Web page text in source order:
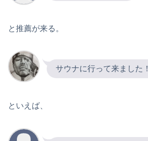
と推薦が来る。
サウナに行って来ました！
といえば、